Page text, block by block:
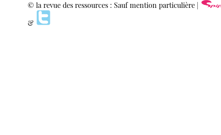
© la revue des ressources : Sauf mention particulière |
&